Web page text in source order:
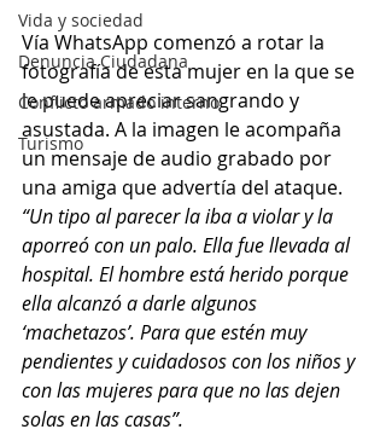
Vida y sociedad
Denuncia Ciudadana
Conflicto armado interno
Turismo
Vía WhatsApp comenzó a rotar la
fotografía de esta mujer en la que se
le puede apreciar sangrando y
asustada. A la imagen le acompaña
un mensaje de audio grabado por
una amiga que advertía del ataque.
“Un tipo al parecer la iba a violar y la
aporreó con un palo. Ella fue llevada al
hospital. El hombre está herido porque
ella alcanzó a darle algunos
‘machetazos’. Para que estén muy
pendientes y cuidadosos con los niños y
con las mujeres para que no las dejen
solas en las casas”.